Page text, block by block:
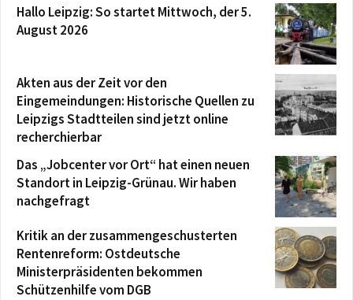
Hallo Leipzig: So startet Mittwoch, der 5.
August 2026
Akten aus der Zeit vor den
Eingemeindungen: Historische Quellen zu
Leipzigs Stadtteilen sind jetzt online
recherchierbar
Das „Jobcenter vor Ort“ hat einen neuen
Standort in Leipzig-Grünau. Wir haben
nachgefragt
Kritik an der zusammengeschusterten
Rentenreform: Ostdeutsche
Ministerpräsidenten bekommen
Schützenhilfe vom DGB